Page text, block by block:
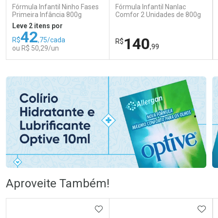
Fórmula Infantil Ninho Fases
Primeira Infância 800g
Leve 2 itens por
R$42,75/cada
ou R$ 50,29/un
Comprar sem Desconto
Comprar sem Desconto
Fórmula Infantil Nanlac
Comfor 2 Unidades de 800g
R$140,99
Laboratório
Comprar sem Desconto
Por Menos
Comprar sem Desconto
Aproveite Também!
ADICIONAR AOS FAVORITOS